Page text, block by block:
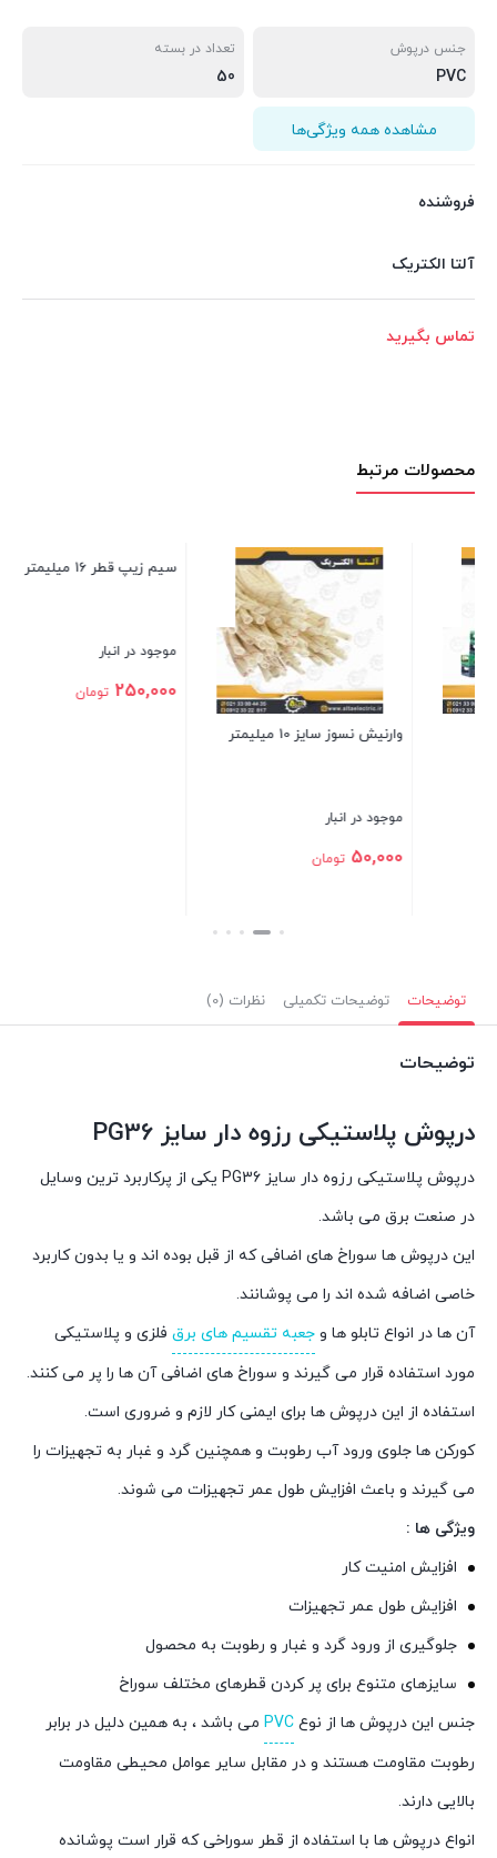
جنس درپوش
PVC
تعداد در بسته
50
مشاهده همه ویژگی‌ها
فروشنده
آلتا الکتریک
تماس بگیرید
محصولات مرتبط
وارنیش نسوز سایز 10 میلیمتر
موجود در انبار
تومان
سیم زیپ قطر 16 میلیمتر 2 متری
بستن
توضیحات توضیحات تکمیلی نظرات (0)
توضیحات
درپوش پلاستیکی رزوه دار سایز PG36
درپوش پلاستیکی رزوه دار سایز PG36 یکی از پرکاربرد ترین وسایل
در صنعت برق می باشد.
این درپوش ها سوراخ های اضافی که از قبل بوده اند و یا بدون کاربرد
خاصی اضافه شده اند را می پوشانند.
آن ها در انواع تابلو ها و جعبه تقسیم های برق فلزی و پلاستیکی
مورد استفاده قرار می گیرند و سوراخ های اضافی آن ها را پر می کنند.
استفاده از این درپوش ها برای ایمنی کار لازم و ضروری است.
کورکن ها جلوی ورود آب رطوبت و همچنین گرد و غبار به تجهیزات را
می گیرند و باعث افزایش طول عمر تجهیزات می شوند.
ویژگی ها :
افزایش امنیت کار
افزایش طول عمر تجهیزات
جلوگیری از ورود گرد و غبار و رطوبت به محصول
سایزهای متنوع برای پر کردن قطرهای مختلف سوراخ
جنس این درپوش ها از نوع PVC می باشد ، به همین دلیل در برابر
رطوبت مقاومت هستند و در مقابل سایر عوامل محیطی مقاومت
بالایی دارند.
انواع درپوش ها با استفاده از قطر سوراخی که قرار است پوشانده